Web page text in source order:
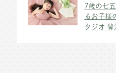
7歳の七
るお子様
タジオ